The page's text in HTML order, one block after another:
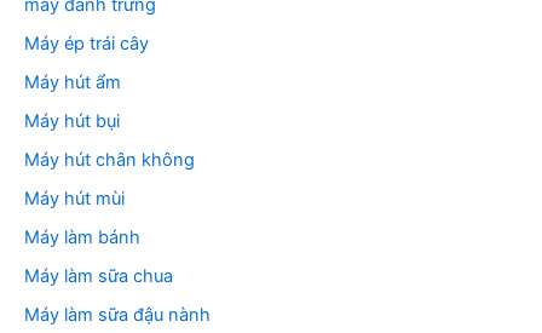
máy đánh trứng
Máy ép trái cây
Máy hút ẩm
Máy hút bụi
Máy hút chân không
Máy hút mùi
Máy làm bánh
Máy làm sữa chua
Máy làm sữa đậu nành